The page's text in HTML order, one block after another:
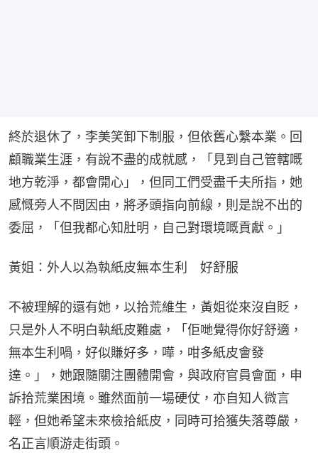
終於退休了，李美笑卸下制服，但依舊心繫本業。回
顧職業生涯，有說不盡的成就感，「見到自己管轄嘅
地方乾淨，都會開心」，但同工們受盡千夫所指，她
感慨旁人不問因由，將矛頭指向前線，則是說不出的
委屈，「但我都心知肚明，自己對環境嘅貢獻。」
黃姐：外人以為執紙皮無本生利　好舒服
不被理解的還有她，以拾荒維生，黃姐從來沒自貶，
只是外人不明白執紙皮難處，「佢哋覺得你好舒適，
無本生利喎，好似賺好多，嘩，咁多紙皮會發
達。」，她跟隨關注團體開會，與政府官員會面，申
訴拾荒業困境。雖然面前一場硬仗，亦自知人微言
輕，但她希望未來檢拾紙皮，同時可拾獲失落尊嚴，
名正言順游走街頭。